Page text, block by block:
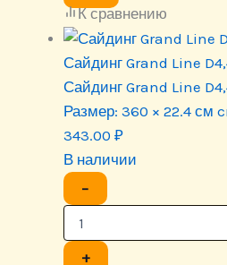
К сравнению
Сайдинг Grand Line
Сайдинг Grand Line
Размер: 360 × 22.4 см
343.00 ₽
В наличии
−
+